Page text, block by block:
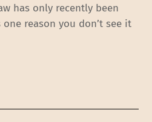
has only recently been
one reason you don’t see it